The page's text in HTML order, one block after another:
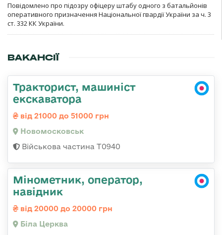
Повідомлено про підозру офіцеру штабу одного з батальйонів
оперативного призначення Національної гвардії України за ч. 3
ст. 332 КК України.
ВАКАНСІЇ
Тракторист, машиніст
екскаватора
від 21000 до 51000 грн
Новомосковськ
Військова частина Т0940
Мінометник, оператор,
навідник
від 20000 до 20000 грн
Біла Церква